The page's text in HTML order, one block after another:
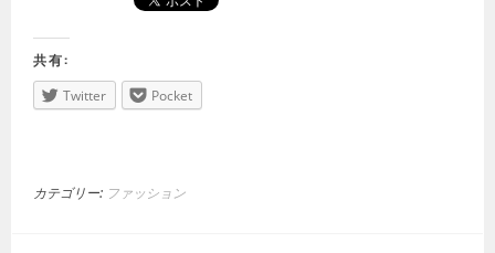
共有:
Twitter
Pocket
カテゴリー: ファッション